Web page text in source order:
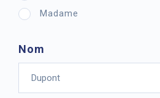
Madame
Nom